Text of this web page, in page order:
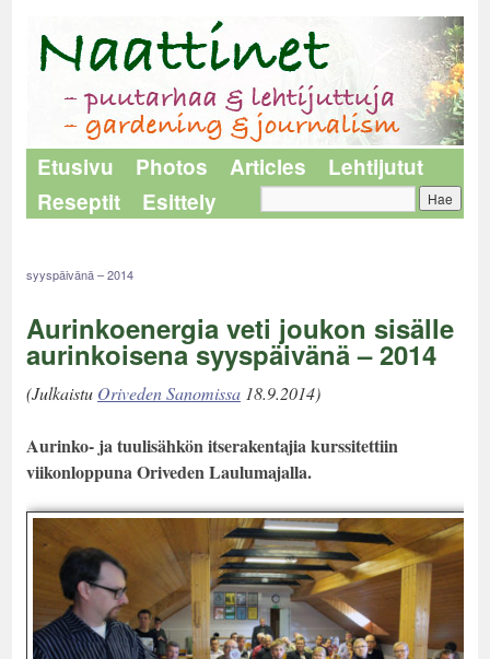
Etusivu Photos Articles
Lehtijutut
Reseptit
Esittely
syyspäivänä – 2014
Aurinkoenergia veti joukon sisälle
aurinkoisena syyspäivänä – 2014
(Julkaistu Oriveden Sanomissa 18.9.2014)
Aurinko- ja tuulisähkön itserakentajia kurssitettiin
viikonloppuna Oriveden Laulumajalla.